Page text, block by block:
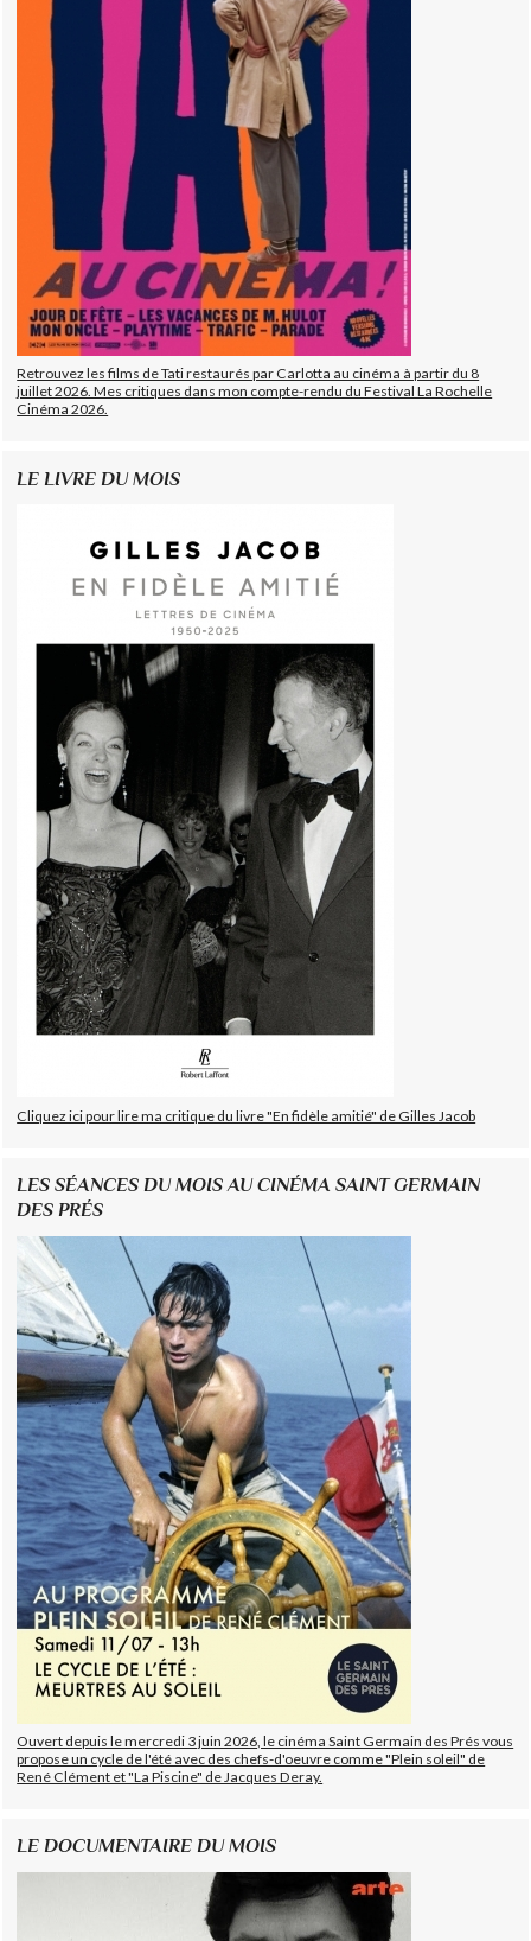
Retrouvez les films de Tati restaurés par Carlotta au cinéma à partir du 8
juillet 2026. Mes critiques dans mon compte-rendu du Festival La Rochelle
Cinéma 2026.
LE LIVRE DU MOIS
Cliquez ici pour lire ma critique du livre "En fidèle amitié" de Gilles Jacob
LES SÉANCES DU MOIS AU CINÉMA SAINT GERMAIN
DES PRÉS
Ouvert depuis le mercredi 3 juin 2026, le cinéma Saint Germain des Prés vous
propose un cycle de l'été avec des chefs-d'oeuvre comme "Plein soleil" de
René Clément et "La Piscine" de Jacques Deray.
LE DOCUMENTAIRE DU MOIS